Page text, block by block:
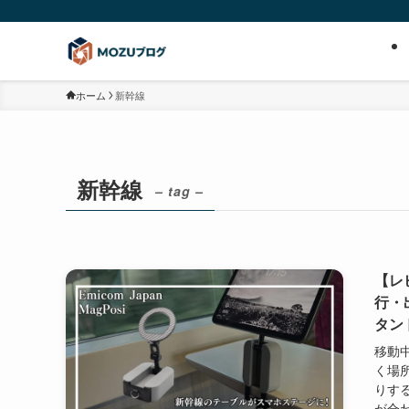
ホーム 新幹線
新幹線 – tag –
【
行・
タン
移動
く場
りす